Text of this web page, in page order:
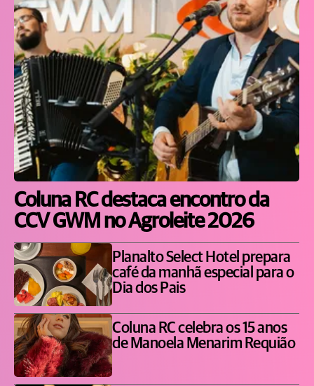
Coluna RC destaca encontro da
CCV GWM no Agroleite 2026
Planalto Select Hotel prepara
café da manhã especial para o
Dia dos Pais
Coluna RC celebra os 15 anos
de Manoela Menarim Requião